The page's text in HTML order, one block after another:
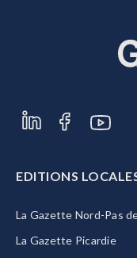
EDITIONS
La Gazette Nord-Pas
La Gazette Picardie